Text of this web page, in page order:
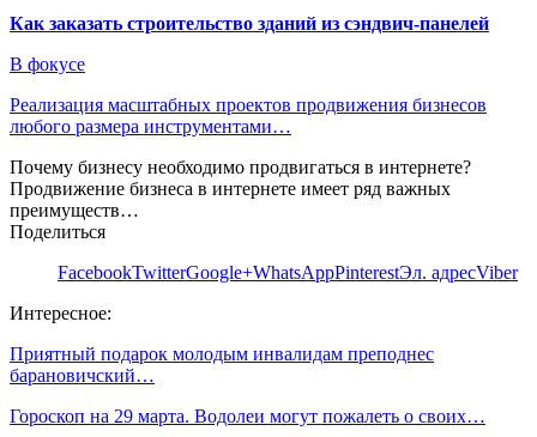
Как заказать строительство зданий из сэндвич-панелей
В фокусе
Реализация масштабных проектов продвижения бизнесов
любого размера инструментами…
Почему бизнесу необходимо продвигаться в интернете?
Продвижение бизнеса в интернете имеет ряд важных
преимуществ…
Поделиться
FacebookTwitterGoogle+WhatsAppPinterestЭл. адресViber
Интересное:
Приятный подарок молодым инвалидам преподнес
барановичский…
Гороскоп на 29 марта. Водолеи могут пожалеть о своих…